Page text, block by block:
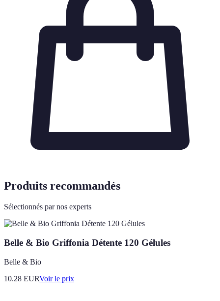
Produits recommandés
Sélectionnés par nos experts
Belle & Bio Griffonia Détente 120 Gélules
Belle & Bio
10.28 EURVoir le prix